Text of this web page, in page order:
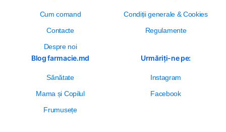
Cum comand
Contacte
Despre noi
Сondiții generale & Cookies
Regulamente
Blog farmacie.md
Sănătate
Mama și Copilul
Frumusețe
Urmăriți-ne pe:
Instagram
Facebook